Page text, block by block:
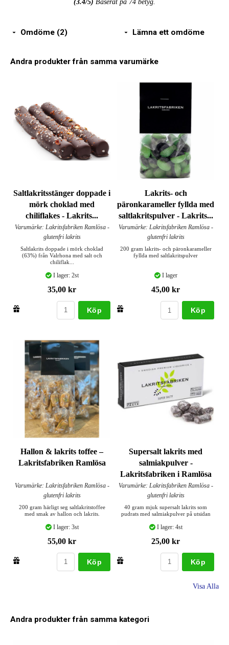
(3.4/5) Baserat på 74 betyg.
Omdöme (2) Lämna ett omdöme
Andra produkter från samma varumärke
Saltlakritsstänger doppade i
mörk choklad med
chiliflakes - Lakrits...
Varumärke: Lakritsfabriken Ramlösa -
glutenfri lakrits
Saltlakrits doppade i mörk choklad
(63%) från Valrhona med salt och
chiliflak...
I lager: 2st
35,00 kr
Köp
Lakrits- och
päronkarameller fyllda med
saltlakritspulver - Lakrits...
Varumärke: Lakritsfabriken Ramlösa -
glutenfri lakrits
200 gram lakrits- och päronkarameller
fyllda med saltlakritspulver
I lager
45,00 kr
Köp
Hallon & lakrits toffee –
Lakritsfabriken Ramlösa
Varumärke: Lakritsfabriken Ramlösa -
glutenfri lakrits
200 gram härligt seg saltlakritstoffee
med smak av hallon och lakrits.
I lager: 3st
55,00 kr
Köp
Supersalt lakrits med
salmiakpulver -
Lakritsfabriken i Ramlösa
Varumärke: Lakritsfabriken Ramlösa -
glutenfri lakrits
40 gram mjuk supersalt lakrits som
pudrats med salmiakpulver på utsidan
I lager: 4st
25,00 kr
Köp
Visa Alla
Andra produkter från samma kategori